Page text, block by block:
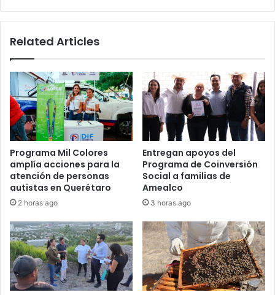
París
Related Articles
Programa Mil Colores
amplía acciones para la
atención de personas
autistas en Querétaro
2 horas ago
Entregan apoyos del
Programa de Coinversión
Social a familias de
Amealco
3 horas ago